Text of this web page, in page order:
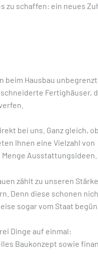
zu schaffen: ein neues
beim Hausbau
Fertighäuser,
bei uns. Ganz gleich, ob
Ihnen eine Vielzahl von
Ausstattungsideen.
zählt zu unseren
Denn diese schonen
sogar vom Staat
Dinge auf einmal:
Baukonzept sowie